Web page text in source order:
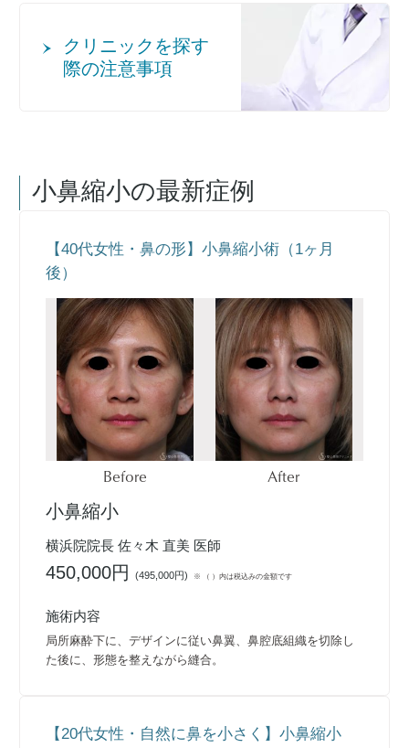
クリニックを探す
際の注意事項
小鼻縮小の最新症例
【40代女性・鼻の形】小鼻縮小術（1ヶ月
後）
Before After
小鼻縮小
横浜院院長 佐々木 直美 医師
450,000円(495,000円) ※ （ ）内は税込みの金額です
施術内容
局所麻酔下に、デザインに従い鼻翼、鼻腔底組織を切除し
た後に、形態を整えながら縫合。
【20代女性・自然に鼻を小さく】小鼻縮小